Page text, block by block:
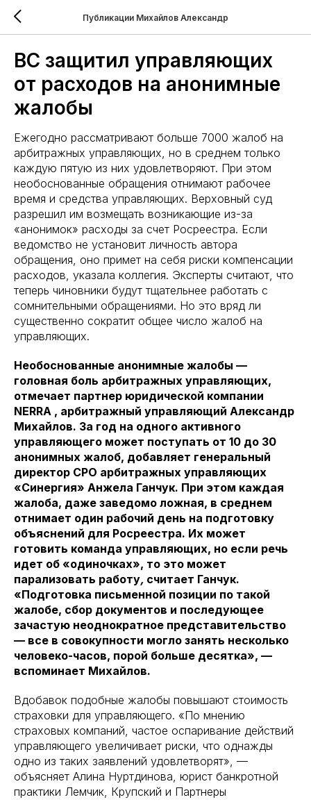
Публикации Михайлов Александр
ВС защитил управляющих
от расходов на анонимные
жалобы
Ежегодно рассматривают больше 7000 жалоб на
арбитражных управляющих, но в среднем только
каждую пятую из них удовлетворяют. При этом
необоснованные обращения отнимают рабочее
время и средства управляющих. Верховный суд
разрешил им возмещать возникающие из-за
«анонимок» расходы за счет Росреестра. Если
ведомство не установит личность автора
обращения, оно примет на себя риски компенсации
расходов, указала коллегия. Эксперты считают, что
теперь чиновники будут тщательнее работать с
сомнительными обращениями. Но это вряд ли
существенно сократит общее число жалоб на
управляющих.
Необоснованные анонимные жалобы —
головная боль арбитражных управляющих,
отмечает партнер юридической компании
NERRA , арбитражный управляющий Александр
Михайлов. За год на одного активного
управляющего может поступать от 10 до 30
анонимных жалоб, добавляет генеральный
директор СРО арбитражных управляющих
«Синергия» Анжела Ганчук. При этом каждая
жалоба, даже заведомо ложная, в среднем
отнимает один рабочий день на подготовку
объяснений для Росреестра. Их может
готовить команда управляющих, но если речь
идет об «одиночках», то это может
парализовать работу, считает Ганчук.
«Подготовка письменной позиции по такой
жалобе, сбор документов и последующее
зачастую неоднократное представительство
— все в совокупности могло занять несколько
человеко-часов, порой больше десятка», —
вспоминает Михайлов.
Вдобавок подобные жалобы повышают стоимость
страховки для управляющего. «По мнению
страховых компаний, частое оспаривание действий
управляющего увеличивает риски, что однажды
одно из таких заявлений удовлетворят», —
объясняет Алина Нуртдинова, юрист банкротной
практики Лемчик, Крупский и Партнеры